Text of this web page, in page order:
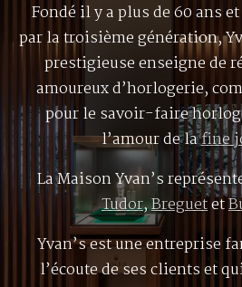
Fondé il y a plus de 60 ans
par la troisième génération,
prestigieuse enseigne de
amoureux d’horlogerie,
pour le savoir-faire
l’amour de lafine
La Maison Yvan’s
Tudor,Breguetet
Yvan’s est une entreprise
l’écoute de ses clients et